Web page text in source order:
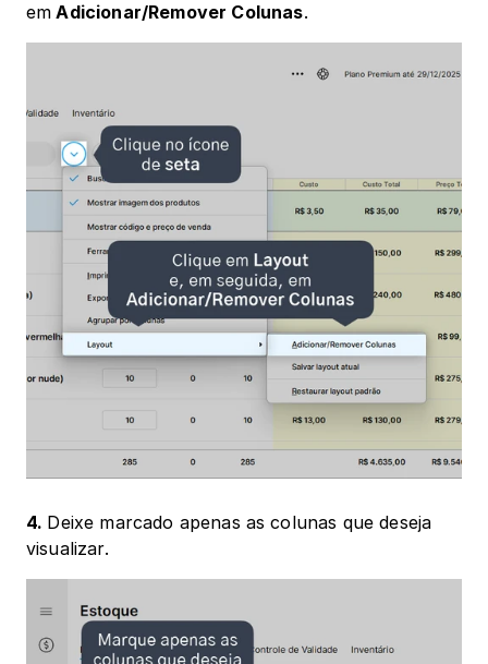
em Adicionar/Remover Colunas.
4. Deixe marcado apenas as colunas que deseja
visualizar.